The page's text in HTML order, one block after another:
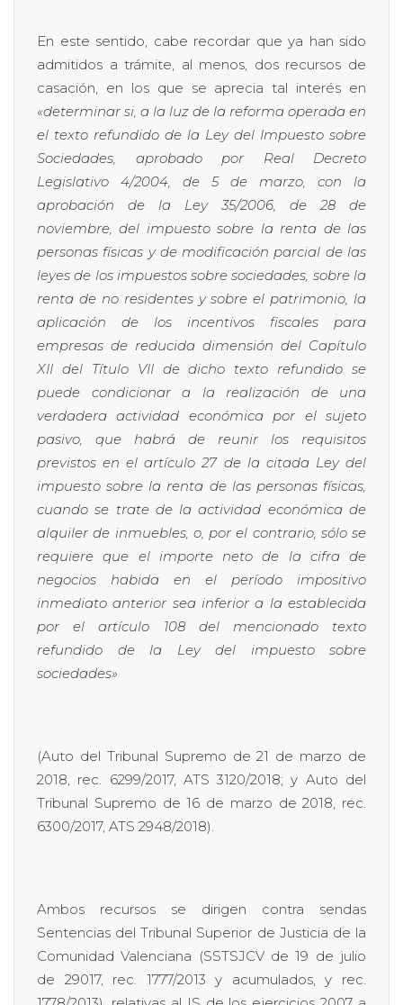
En este sentido, cabe recordar que ya han sido
admitidos a trámite, al menos, dos recursos de
casación, en los que se aprecia tal interés en
«determinar si, a la luz de la reforma operada en
el texto refundido de la Ley del Impuesto sobre
Sociedades, aprobado por Real Decreto
Legislativo 4/2004, de 5 de marzo, con la
aprobación de la Ley 35/2006, de 28 de
noviembre, del impuesto sobre la renta de las
personas físicas y de modificación parcial de las
leyes de los impuestos sobre sociedades, sobre la
renta de no residentes y sobre el patrimonio, la
aplicación de los incentivos fiscales para
empresas de reducida dimensión del Capítulo
XII del Título VII de dicho texto refundido se
puede condicionar a la realización de una
verdadera actividad económica por el sujeto
pasivo, que habrá de reunir los requisitos
previstos en el artículo 27 de la citada Ley del
impuesto sobre la renta de las personas físicas,
cuando se trate de la actividad económica de
alquiler de inmuebles, o, por el contrario, sólo se
requiere que el importe neto de la cifra de
negocios habida en el período impositivo
inmediato anterior sea inferior a la establecida
por el artículo 108 del mencionado texto
refundido de la Ley del impuesto sobre
sociedades»
(Auto del Tribunal Supremo de 21 de marzo de
2018, rec. 6299/2017, ATS 3120/2018; y Auto del
Tribunal Supremo de 16 de marzo de 2018, rec.
6300/2017, ATS 2948/2018).
Ambos recursos se dirigen contra sendas
Sentencias del Tribunal Superior de Justicia de la
Comunidad Valenciana (SSTSJCV de 19 de julio
de 29017, rec. 1777/2013 y acumulados, y rec.